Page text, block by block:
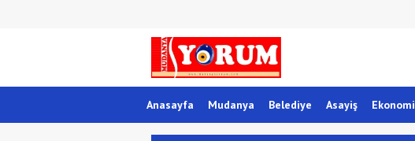
Anasayfa Mudanya Belediye Asayiş Ekonomi